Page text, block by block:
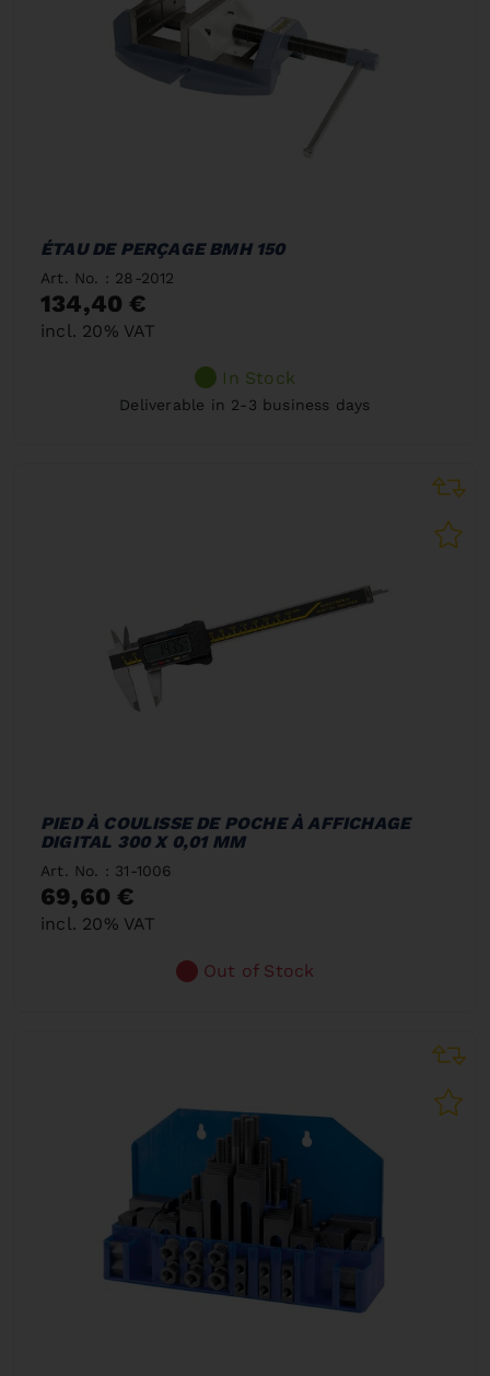
ÉTAU DE PERÇAGE BMH 150
Art. No. : 28-2012
134,40 €
incl. 20% VAT
In Stock
Deliverable in 2-3 business days
PIED À COULISSE DE POCHE À AFFICHAGE
DIGITAL 300 X 0,01 MM
Art. No. : 31-1006
69,60 €
incl. 20% VAT
Out of Stock